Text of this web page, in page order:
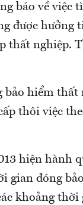
báo về việc
được hưởng
thất nghiệp.
hiểm
thôi việc
hiện hành
gian đóng
khoảng